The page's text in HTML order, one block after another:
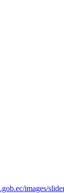
images/